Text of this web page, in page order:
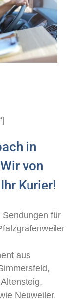
in
von
Kurier!
Sendungen für
aus
Neuweiler,